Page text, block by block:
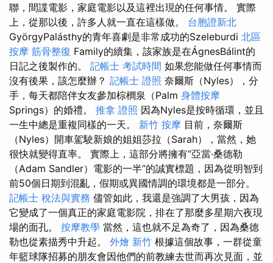
聯，間諜電影，家庭電影以及這裡出現的任何事情。 實際
上，從那以後，許多人就一直在這樣做。 台胞證新北
GyörgyPalásthy的青年喜劇是非常成功的Szeleburdi 北區
按摩 筋骨整復 Family的續集，該家族是在ÁgnesBálint的
日記之後製作的。 記帳士 考試時間 如果您能做任何事情而
沒有後果，該怎麼辦？ 記帳士 證照 奈爾斯（Nyles），分
手，每天都陪伴女友參加棕櫚泉（Palm 身體按摩
Springs）的婚禮。 推拿 證照 因為Nyles是按時循環，並且
一生中總是重複同樣的一天。 新竹 按摩 目前，奈爾斯
（Nyles）開車駕駛新娘的姐姐莎拉（Sarah），當然，她
很快就變得直率。 實際上，這部分將擁有“亞當·桑德勒
（Adam Sandler）電影的一半”的誠實標題，因為從明智到
前50個日期到混亂，假期或異國情調的環境都是一部分。
記帳士 稅法與實務 儘管如此，我還是強調了大男孩，因為
它變成了一個真正的家庭電影院，排在了那麼多星期六夜現
場的面孔。 按摩教學 當然，這也就不足為奇了，因為桑德
勒也從素描秀中升起。 外燴 新竹 根據這個故事，一群從童
年籃球隊招募的朋友會因他們的前教練去世而再次見面，並